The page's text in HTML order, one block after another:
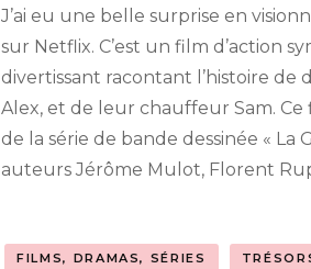
(2023)
J’ai eu une belle surprise en
sur Netflix. C’est un film d’action
divertissant racontant l’histoire de
Alex, et de leur chauffeur Sam.
de la série de bande dessinée « La
auteurs Jérôme Mulot, Florent
FILMS, DRAMAS, SÉRIES